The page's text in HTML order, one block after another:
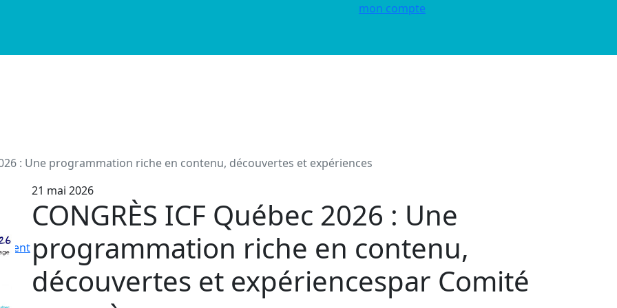
mon compte
: Une programmation riche en contenu, découvertes et expériences
21 mai 2026
CONGRÈS ICF Québec 2026 : Une
programmation riche en contenu,
découvertes et expériencespar Comité